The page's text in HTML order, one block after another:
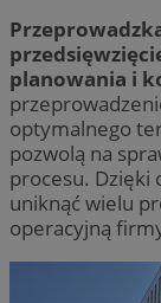
planowania i
optymalnego
pozwolą na
procesu. Dzięki
uniknąć wielu
operacyjną